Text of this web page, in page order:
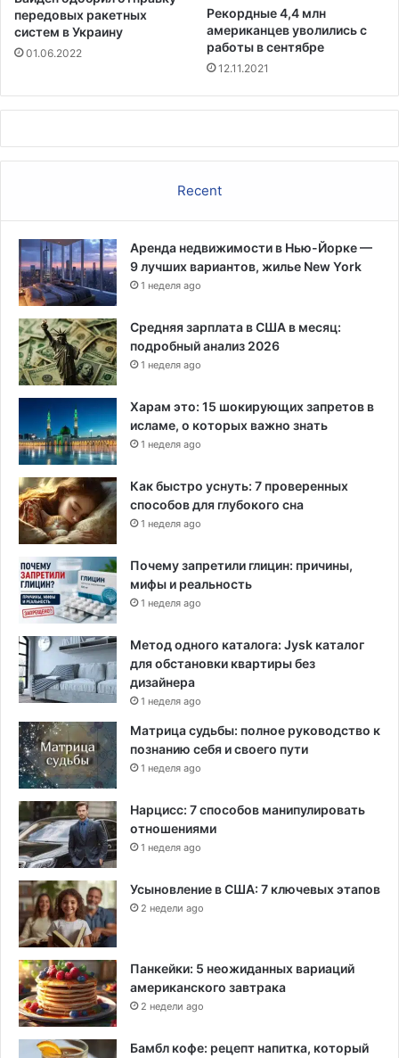
и
о
е
н
д
а
передовых ракетных
систем в Украину
01.06.2022
Рекордные 4,4 млн
американцев уволились с
работы в сентябре
12.11.2021
Recent
Аренда недвижимости в Нью-Йорке —
9 лучших вариантов, жилье New York
1 неделя ago
Средняя зарплата в США в месяц:
подробный анализ 2026
1 неделя ago
Харам это: 15 шокирующих запретов в
исламе, о которых важно знать
1 неделя ago
Как быстро уснуть: 7 проверенных
способов для глубокого сна
1 неделя ago
Почему запретили глицин: причины,
мифы и реальность
1 неделя ago
Метод одного каталога: Jysk каталог
для обстановки квартиры без
дизайнера
1 неделя ago
Матрица судьбы: полное руководство к
познанию себя и своего пути
1 неделя ago
Нарцисс: 7 способов манипулировать
отношениями
1 неделя ago
Усыновление в США: 7 ключевых этапов
2 недели ago
Панкейки: 5 неожиданных вариаций
американского завтрака
2 недели ago
Бамбл кофе: рецепт напитка, который